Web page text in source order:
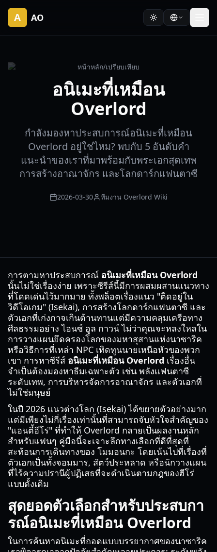
A AO
หน้าหลัก/เปรียบเทียบ
อนิเมะที่เหมือน
Overlord
กำลังมองหาประสบการณ์อนิเมะที่เหมือน
Overlord อยู่ใช่ไหม? พบกับ 5 อันดับคำ
แนะนำของเราที่มาพร้อมกับพระเอกสุดเทพ
การสร้างอาณาจักร และโลกดาร์กแฟนตาซี
2026-03-30 ทีมงาน Overlord Wiki
การตามหาประสบการณ์ อนิเมะที่เหมือน Overlord
นั้นไม่ใช่เรื่องง่าย เพราะซีรีส์นี้มีการผสมผสานแนวทาง
ที่โดดเด่นไว้มากมาย ทั้งพล็อตเรื่องแนว "ติดอยู่ใน
วิดีโอเกม" (Isekai), การสร้างโลกดาร์กแฟนตาซี และ
ตัวเอกที่เก่งกาจเกินต้านทานแต่มีความคลุมเครือทาง
ศีลธรรมอย่าง ไอนซ์ อูล กาวน์ ไม่ว่าคุณจะหลงใหลใน
การวางแผนยึดครองโลกของมหาสุสานแห่งนาซาริค
หรือวิธีการที่เหล่า NPC เทิดทูนนายเหนือหัวของพวก
เขา การหาซีรีส์ อนิเมะที่เหมือน Overlord เรื่องอื่น
จำเป็นต้องมองหาธีมเฉพาะตัว เช่น พลังแฟนตาซี
ระดับเทพ, การบริหารจัดการอาณาจักร และตัวเอกที่
ไม่ใช่มนุษย์
ในปี 2026 แนวต่างโลก (Isekai) ได้ขยายตัวอย่างมาก
แต่มีเพียงไม่กี่เรื่องเท่านั้นที่สามารถจับหัวใจสำคัญของ
"แอนตี้ฮีโร่" ที่ทำให้ Overlord กลายเป็นผลงานหลัก
สำหรับแฟนๆ คู่มือนี้จะเจาะลึกทางเลือกที่ดีที่สุดที่
สะท้อนการเดินทางของ โมมอนกะ โดยเน้นไปที่เรื่องที่
ตัวเอกเป็นทั้งจอมมาร, สัตว์ประหลาด หรือนักวางแผน
ที่ไร้ความปรานีผู้ปฏิเสธที่จะดำเนินตามกฎของฮีโร่
แบบดั้งเดิม
สุดยอดตัวเลือกสำหรับประสบกา
รณ์อนิเมะที่เหมือน Overlord
ในการค้นหาอนิเมะที่ถอดแบบบรรยากาศของนาซาริค